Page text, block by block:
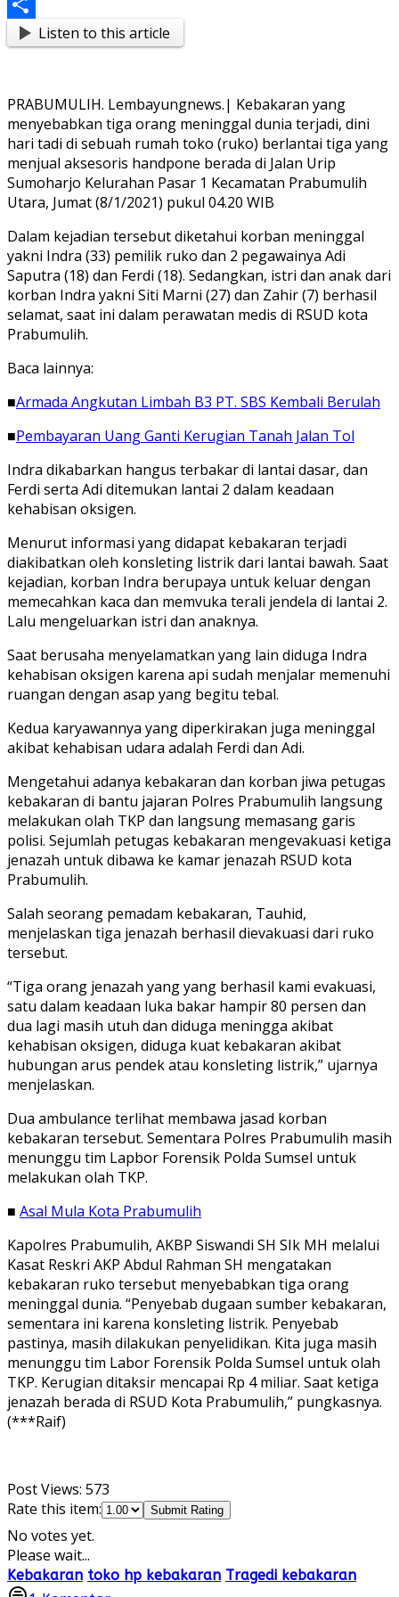
Messenger
ShareListen to this article
PRABUMULIH. Lembayungnews.| Kebakaran yang
menyebabkan tiga orang meninggal dunia terjadi, dini
hari tadi di sebuah rumah toko (ruko) berlantai tiga yang
menjual aksesoris handpone berada di Jalan Urip
Sumoharjo Kelurahan Pasar 1 Kecamatan Prabumulih
Utara, Jumat (8/1/2021) pukul 04.20 WIB
Dalam kejadian tersebut diketahui korban meninggal
yakni Indra (33) pemilik ruko dan 2 pegawainya Adi
Saputra (18) dan Ferdi (18). Sedangkan, istri dan anak dari
korban Indra yakni Siti Marni (27) dan Zahir (7) berhasil
selamat, saat ini dalam perawatan medis di RSUD kota
Prabumulih.
Baca lainnya:
■Armada Angkutan Limbah B3 PT. SBS Kembali Berulah
■Pembayaran Uang Ganti Kerugian Tanah Jalan Tol
Indra dikabarkan hangus terbakar di lantai dasar, dan
Ferdi serta Adi ditemukan lantai 2 dalam keadaan
kehabisan oksigen.
Menurut informasi yang didapat kebakaran terjadi
diakibatkan oleh konsleting listrik dari lantai bawah. Saat
kejadian, korban Indra berupaya untuk keluar dengan
memecahkan kaca dan memvuka terali jendela di lantai 2.
Lalu mengeluarkan istri dan anaknya.
Saat berusaha menyelamatkan yang lain diduga Indra
kehabisan oksigen karena api sudah menjalar memenuhi
ruangan dengan asap yang begitu tebal.
Kedua karyawannya yang diperkirakan juga meninggal
akibat kehabisan udara adalah Ferdi dan Adi.
Mengetahui adanya kebakaran dan korban jiwa petugas
kebakaran di bantu jajaran Polres Prabumulih langsung
melakukan olah TKP dan langsung memasang garis
polisi. Sejumlah petugas kebakaran mengevakuasi ketiga
jenazah untuk dibawa ke kamar jenazah RSUD kota
Prabumulih.
Salah seorang pemadam kebakaran, Tauhid,
menjelaskan tiga jenazah berhasil dievakuasi dari ruko
tersebut.
“Tiga orang jenazah yang yang berhasil kami evakuasi,
satu dalam keadaan luka bakar hampir 80 persen dan
dua lagi masih utuh dan diduga meningga akibat
kehabisan oksigen, diduga kuat kebakaran akibat
hubungan arus pendek atau konsleting listrik,” ujarnya
menjelaskan.
Dua ambulance terlihat membawa jasad korban
kebakaran tersebut. Sementara Polres Prabumulih masih
menunggu tim Lapbor Forensik Polda Sumsel untuk
melakukan olah TKP.
■ Asal Mula Kota Prabumulih
Kapolres Prabumulih, AKBP Siswandi SH SIk MH melalui
Kasat Reskri AKP Abdul Rahman SH mengatakan
kebakaran ruko tersebut menyebabkan tiga orang
meninggal dunia. “Penyebab dugaan sumber kebakaran,
sementara ini karena konsleting listrik. Penyebab
pastinya, masih dilakukan penyelidikan. Kita juga masih
menunggu tim Labor Forensik Polda Sumsel untuk olah
TKP. Kerugian ditaksir mencapai Rp 4 miliar. Saat ketiga
jenazah berada di RSUD Kota Prabumulih,” pungkasnya.
(***Raif)
Post Views: 573
Rate this item:
Submit Rating
No votes yet.
Please wait...
Kebakaran toko hp kebakaran Tragedi kebakaran